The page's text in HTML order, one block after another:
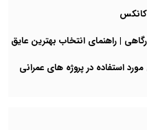
| راهنمای انتخاب بهترین عایق
استفاده در پروژه های عمرانی